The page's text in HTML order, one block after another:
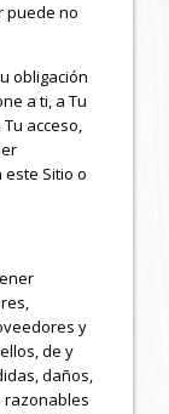
puede no
obligación
a ti, a Tu
acceso,
Sitio o
y
de y
daños,
razonables